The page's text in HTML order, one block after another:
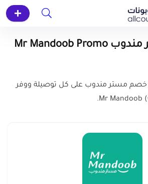
كود خصم مستر مندوب Mr Mandoob Promo
خصم مستر مندوب على كل توصيلة ووفر